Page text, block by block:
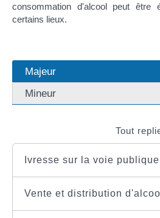
consommation d'alcool peut être
certains lieux.
Majeur
Mineur
Tout
Ivresse sur la voie publique
Vente et distribution d'alcool